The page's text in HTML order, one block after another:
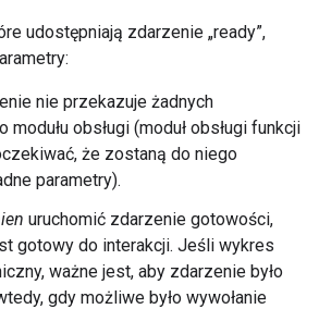
udostępniają zdarzenie „ready”,
nie przekazuje żadnych
modułu obsługi (moduł obsługi funkcji
że zostaną do niego
parametry).
uruchomić zdarzenie gotowości,
gotowy do interakcji. Jeśli wykres
ważne jest, aby zdarzenie było
gdy możliwe było wywołanie